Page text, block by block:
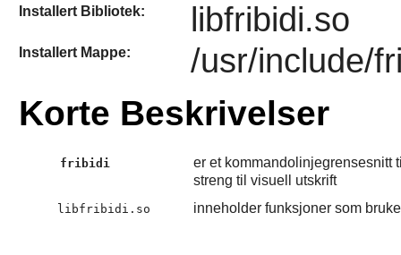
Installert Bibliotek: libfribidi.so
Installert Mappe: /usr/include/
Korte Beskrivelser
fribidi
er et kommandolinjegrensesnitt
streng til visuell utskrift
libfribidi.so inneholder funksjoner som